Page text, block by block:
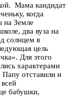
Мама кандидат
когда
на Земле
два вуза на
солнцем в
цель
Для этого
характерами
Папу отставили и
бабушки,